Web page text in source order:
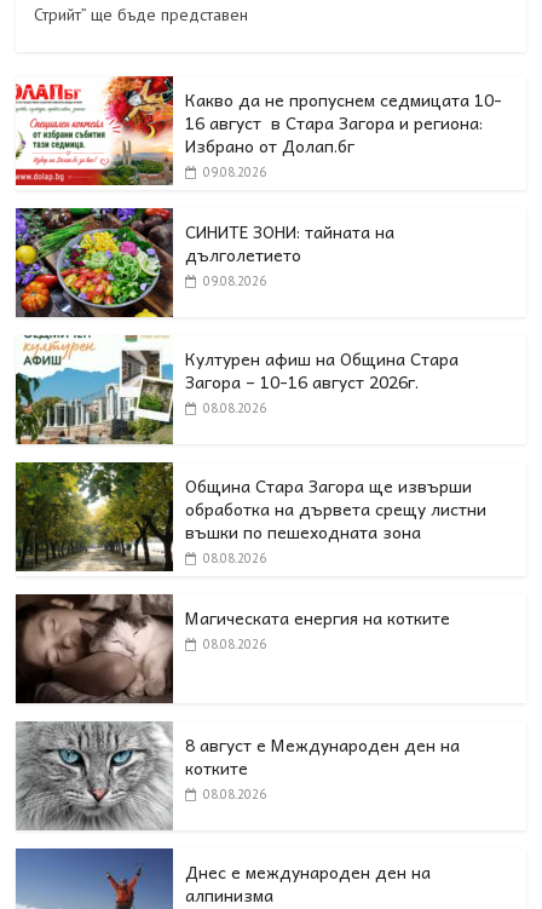
Стрийт” ще бъде представен
Какво да не пропуснем седмицата 10-
16 август в Стара Загора и региона:
Избрано от Долап.бг
09.08.2026
СИНИТЕ ЗОНИ: тайната на
дълголетието
09.08.2026
Културен афиш на Община Стара
Загора – 10-16 август 2026г.
08.08.2026
Община Стара Загора ще извърши
обработка на дървета срещу листни
въшки по пешеходната зона
08.08.2026
Магическата енергия на котките
08.08.2026
8 август е Международен ден на
котките
08.08.2026
Днес е международен ден на
алпинизма